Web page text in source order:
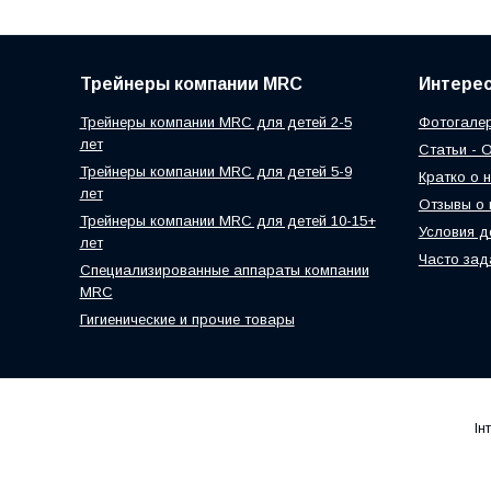
Трейнеры компании MRC
Трейнеры компании MRC для детей 2-5
лет
Трейнеры компании MRC для детей 5-9
лет
Трейнеры компании MRC для детей 10-15+
лет
Специализированные аппараты компании
MRC
Гигиенические и прочие товары
Статьи -
Кратко о
Отзывы о
Условия
Часто